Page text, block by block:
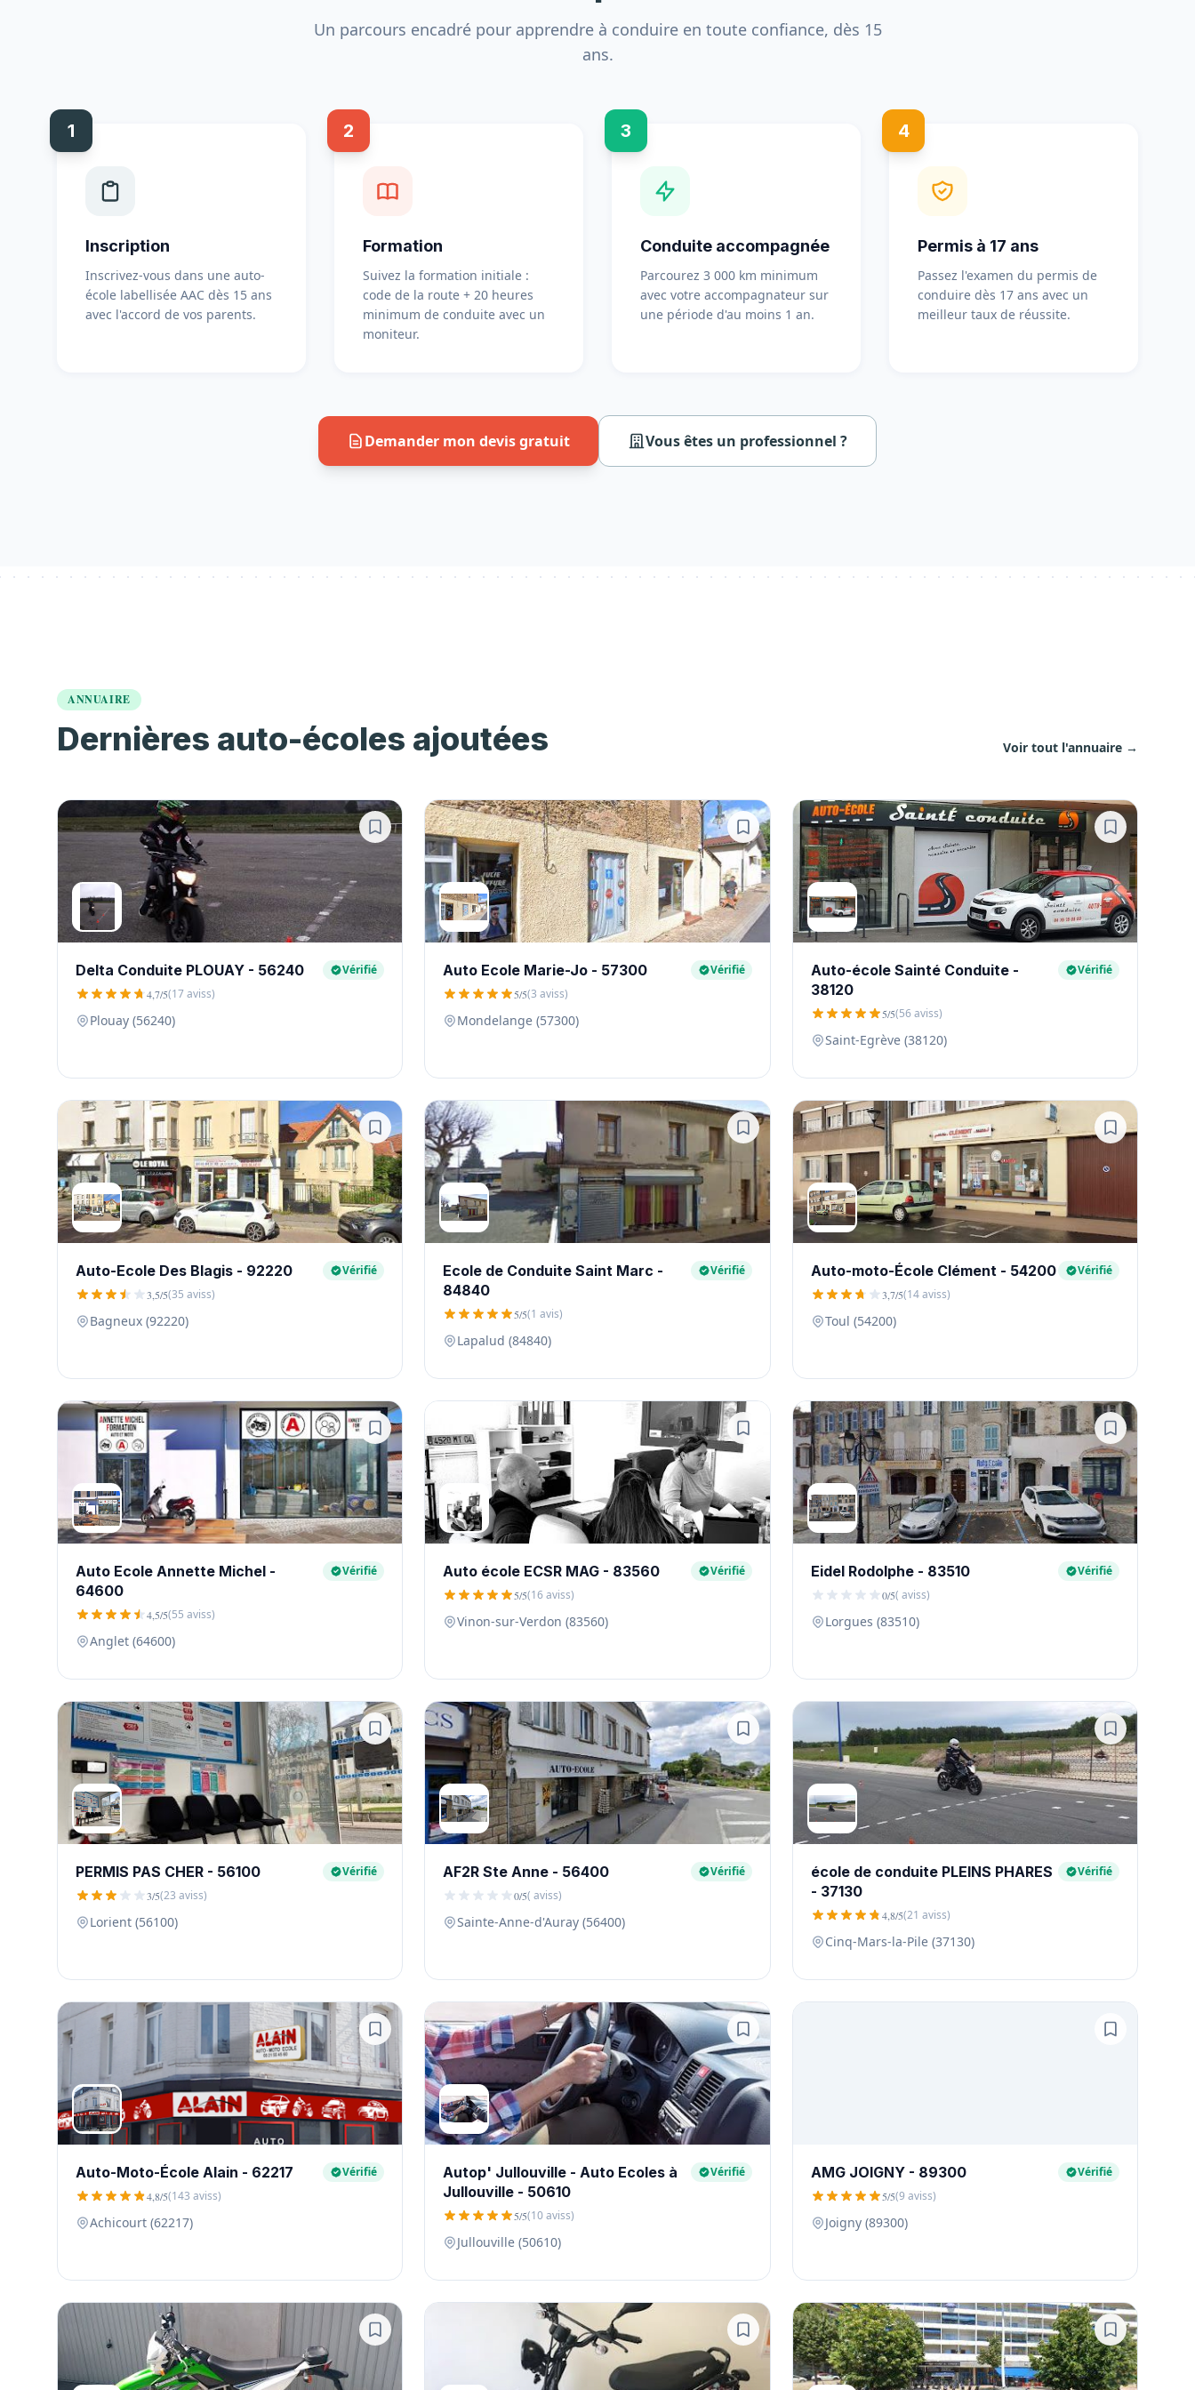
Un parcours encadré pour apprendre à conduire en toute confiance, dès 15
ans.
1
Inscription
Inscrivez-vous dans une auto-
école labellisée AAC dès 15 ans
avec l'accord de vos parents.
2
Formation
Suivez la formation initiale :
code de la route + 20 heures
minimum de conduite avec un
moniteur.
3
Conduite accompagnée
Parcourez 3 000 km minimum
avec votre accompagnateur sur
une période d'au moins 1 an.
4
Permis à 17 ans
Passez l'examen du permis de
conduire dès 17 ans avec un
meilleur taux de réussite.
Demander mon devis gratuit Vous êtes un professionnel ?
ANNUAIRE
Dernières auto-écoles ajoutées Voir tout l'annuaire →
Delta Conduite PLOUAY - 56240 Vérifié
4,7/5(17 aviss)
Plouay (56240)
Auto Ecole Marie-Jo - 57300 Vérifié
5/5(3 aviss)
Mondelange (57300)
Auto-école Sainté Conduite -
38120
Vérifié
5/5(56 aviss)
Saint-Egrève (38120)
Auto-Ecole Des Blagis - 92220 Vérifié
3,5/5(35 aviss)
Bagneux (92220)
Ecole de Conduite Saint Marc -
84840
Vérifié
5/5(1 avis)
Lapalud (84840)
Auto-moto-École Clément - 54200 Vérifié
3,7/5(14 aviss)
Toul (54200)
Auto Ecole Annette Michel -
64600
Vérifié
4,5/5(55 aviss)
Anglet (64600)
Auto école ECSR MAG - 83560 Vérifié
5/5(16 aviss)
Vinon-sur-Verdon (83560)
Eidel Rodolphe - 83510 Vérifié
0/5( aviss)
Lorgues (83510)
PERMIS PAS CHER - 56100 Vérifié
3/5(23 aviss)
Lorient (56100)
AF2R Ste Anne - 56400 Vérifié
0/5( aviss)
Sainte-Anne-d'Auray (56400)
école de conduite PLEINS PHARES
- 37130
Vérifié
4,8/5(21 aviss)
Cinq-Mars-la-Pile (37130)
Auto-Moto-École Alain - 62217 Vérifié
4,8/5(143 aviss)
Achicourt (62217)
Autop' Jullouville - Auto Ecoles à
Jullouville - 50610
Vérifié
5/5(10 aviss)
Jullouville (50610)
AMG JOIGNY - 89300 Vérifié
5/5(9 aviss)
Joigny (89300)